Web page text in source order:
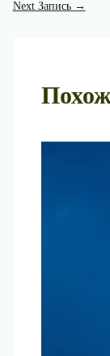
Next Запись →